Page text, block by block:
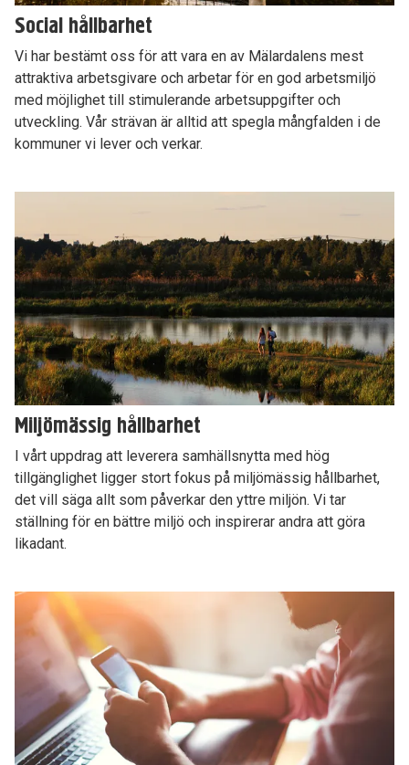
Social hållbarhet
Vi har bestämt oss för att vara en av Mälardalens mest
attraktiva arbetsgivare och arbetar för en god arbetsmiljö
med möjlighet till stimulerande arbetsuppgifter och
utveckling. Vår strävan är alltid att spegla mångfalden i de
kommuner vi lever och verkar.
Miljömässig hållbarhet
I vårt uppdrag att leverera samhällsnytta med hög
tillgänglighet ligger stort fokus på miljömässig hållbarhet,
det vill säga allt som påverkar den yttre miljön. Vi tar
ställning för en bättre miljö och inspirerar andra att göra
likadant.